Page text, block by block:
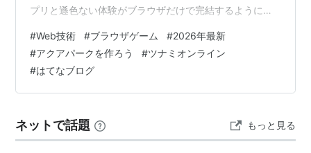
プリと遜色ない体験がブラウザだけで完結するようにな
れる5つのハイクオリティ・タイトルを厳選。 1. ツナミ
ブレインロッツ オンライン Tech視点：動的な流体シミ
ュレーションに近い挙動と、多数のキャラクターが同時
に動くカオスな状況を、低遅延でブラウザ上にレンダリ
イバルアクション…
#Web技術 #ブラウザゲーム #2026年最新
#アクアパークを作ろう #ツナミオンライン
#はてなブログ
ネットで話題 もっと見る